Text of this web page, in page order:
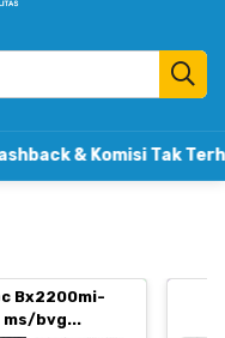
& Komisi Tak Terhingga
Bx2200mi-
ms/bvg...